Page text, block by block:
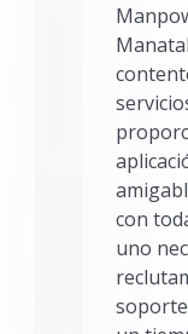
con
uno